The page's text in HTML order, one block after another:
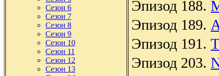
Сезон 6
Сезон 7
Сезон 8
Сезон 9
Сезон 10
Сезон 11
Сезон 12
Сезон 13
Эпизод 188.
Эпизод 189.
Эпизод 191.
Эпизод 203.